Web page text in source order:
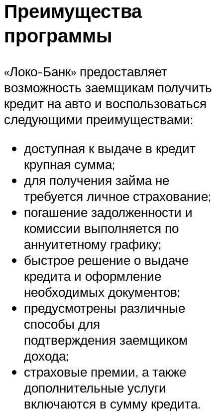
Преимущества
программы
«Локо-Банк» предоставляет
возможность заемщикам получить
кредит на авто и воспользоваться
следующими преимуществами:
доступная к выдаче в кредит
крупная сумма;
для получения займа не
требуется личное страхование;
погашение задолженности и
комиссии выполняется по
аннуитетному графику;
быстрое решение о выдаче
кредита и оформление
необходимых документов;
предусмотрены различные
способы для
подтверждения заемщиком
дохода;
страховые премии, а также
дополнительные услуги
включаются в сумму кредита.